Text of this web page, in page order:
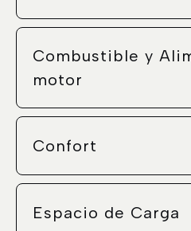
Combustible y
motor
Confort
Espacio de Carga